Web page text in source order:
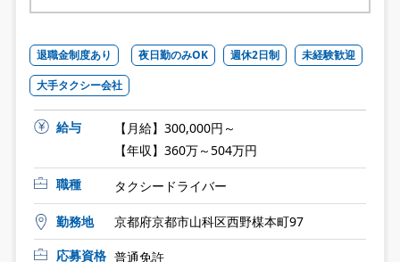
退職金制度あり 夜日勤のみOK 週休2日制
未経験歓迎
大手タクシー会社
給与
【月給】300,000円～
【年収】360万～504万円
職種
タクシードライバー
勤務地
京都府京都市山科区西野楳本町97
応募資格 普通免許